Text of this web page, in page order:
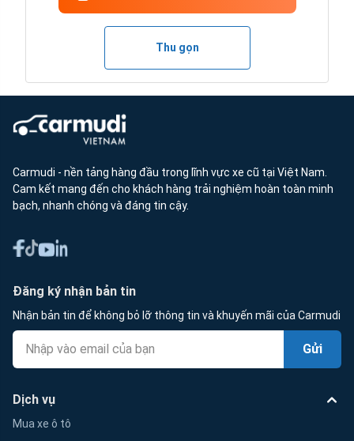
Thu gọn
Carmudi - nền tảng hàng đầu trong lĩnh vực xe cũ tại Việt Nam.
Cam kết mang đến cho khách hàng trải nghiệm hoàn toàn minh
bạch, nhanh chóng và đáng tin cậy.
Đăng ký nhận bản tin
Nhận bản tin để không bỏ lỡ thông tin và khuyến mãi của Carmudi
Gửi
Dịch vụ
Mua xe ô tô